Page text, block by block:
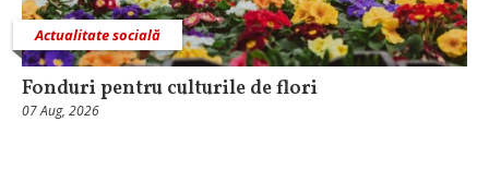
Actualitate socială
Fonduri pentru culturile de flori
07 Aug, 2026